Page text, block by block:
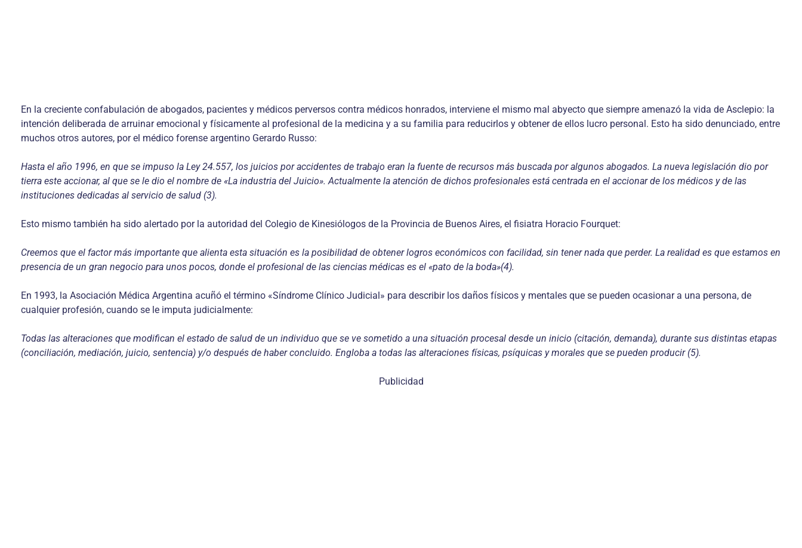
En la creciente confabulación de abogados, pacientes y médicos perversos contra médicos honrados, interviene el mismo mal abyecto que siempre amenazó la vida de Asclepio: la
intención deliberada de arruinar emocional y físicamente al profesional de la medicina y a su familia para reducirlos y obtener de ellos lucro personal. Esto ha sido denunciado, entre
muchos otros autores, por el médico forense argentino Gerardo Russo:
Hasta el año 1996, en que se impuso la Ley 24.557, los juicios por accidentes de trabajo eran la fuente de recursos más buscada por algunos abogados. La nueva legislación dio por
tierra este accionar, al que se le dio el nombre de «La industria del Juicio». Actualmente la atención de dichos profesionales está centrada en el accionar de los médicos y de las
instituciones dedicadas al servicio de salud (3).
Esto mismo también ha sido alertado por la autoridad del Colegio de Kinesiólogos de la Provincia de Buenos Aires, el fisiatra Horacio Fourquet:
Creemos que el factor más importante que alienta esta situación es la posibilidad de obtener logros económicos con facilidad, sin tener nada que perder. La realidad es que estamos en
presencia de un gran negocio para unos pocos, donde el profesional de las ciencias médicas es el «pato de la boda»(4).
En 1993, la Asociación Médica Argentina acuñó el término «Síndrome Clínico Judicial» para describir los daños físicos y mentales que se pueden ocasionar a una persona, de
cualquier profesión, cuando se le imputa judicialmente:
Todas las alteraciones que modifican el estado de salud de un individuo que se ve sometido a una situación procesal desde un inicio (citación, demanda), durante sus distintas etapas
(conciliación, mediación, juicio, sentencia) y/o después de haber concluido. Engloba a todas las alteraciones físicas, psíquicas y morales que se pueden producir (5).
Publicidad